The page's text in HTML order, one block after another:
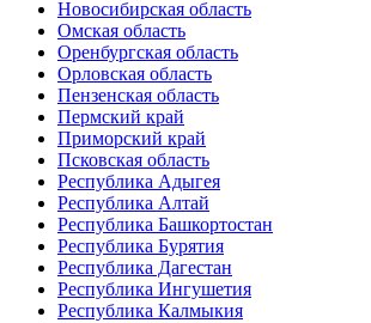
Новосибирская область
Омская область
Оренбургская область
Орловская область
Пензенская область
Пермский край
Приморский край
Псковская область
Республика Адыгея
Республика Алтай
Республика Башкортостан
Республика Бурятия
Республика Дагестан
Республика Ингушетия
Республика Калмыкия